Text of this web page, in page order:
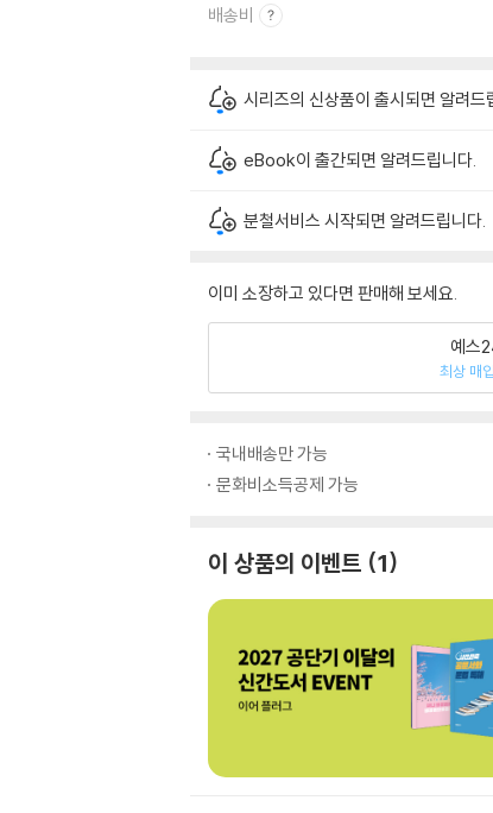
배송비
시리즈의 신상품이 출시되면 알려드
eBook이 출간되면 알려드립니다.
분철서비스 시작되면 알려드립니다.
이미 소장하고 있다면 판매해 보세요.
예스
최상 매
국내배송만 가능
문화비소득공제 가능
이 상품의 이벤트 1